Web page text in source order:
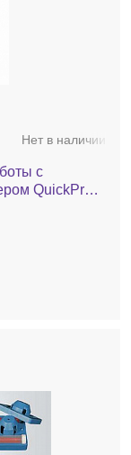
Нет в наличии
с
QuickPrep,